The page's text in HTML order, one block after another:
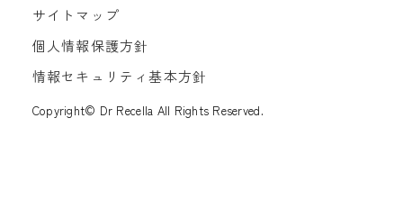
サイトマップ
個人情報保護方針
情報セキュリティ基本方針
Copyright© Dr Recella All Rights Reserved.